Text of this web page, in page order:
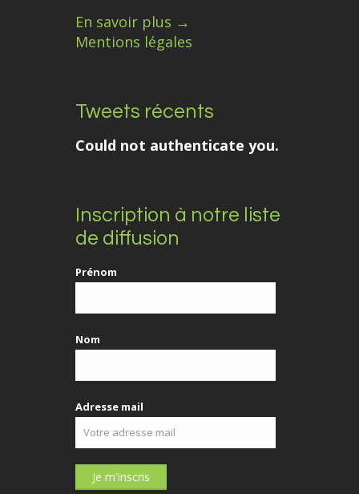
En savoir plus →
Mentions légales
Tweets récents
Could not authenticate you.
Inscription à notre liste
de diffusion
Prénom
Nom
Adresse mail